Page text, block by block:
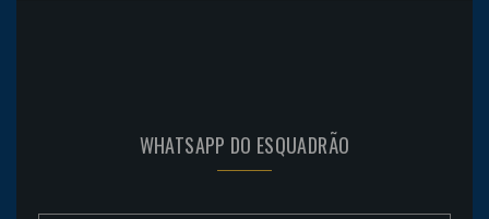
WHATSAPP DO ESQUADRÃO